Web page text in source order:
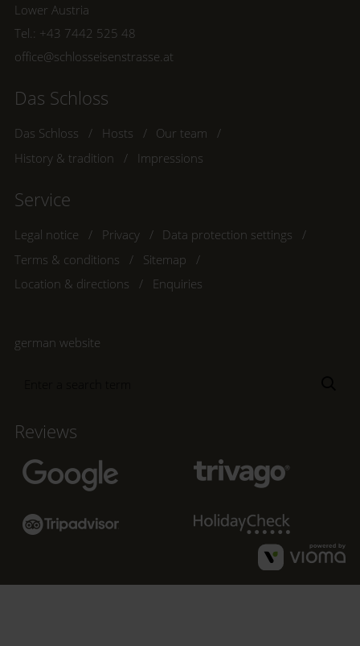
Lower Austria
Tel.: +43 7442 525 48
office@schlosseisenstrasse.at
Das Schloss
Das Schloss Hosts
Our team
History & tradition
Impressions
Service
Legal notice Privacy
Data protection settings
Terms & conditions
Sitemap
Location & directions
Enquiries
german website
search
Reviews